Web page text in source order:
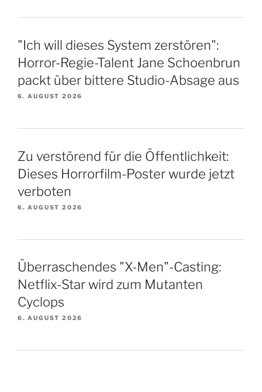
"Ich will dieses System zerstören":
Horror-Regie-Talent Jane Schoenbrun
packt über bittere Studio-Absage aus
6. AUGUST 2026
Zu verstörend für die Öffentlichkeit:
Dieses Horrorfilm-Poster wurde jetzt
verboten
6. AUGUST 2026
Überraschendes "X-Men"-Casting:
Netflix-Star wird zum Mutanten
Cyclops
6. AUGUST 2026